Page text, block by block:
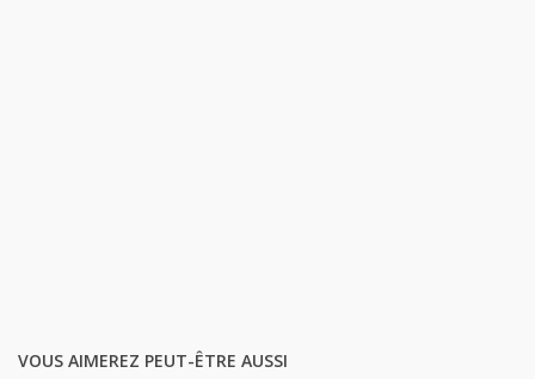
VOUS AIMEREZ PEUT-ÊTRE AUSSI